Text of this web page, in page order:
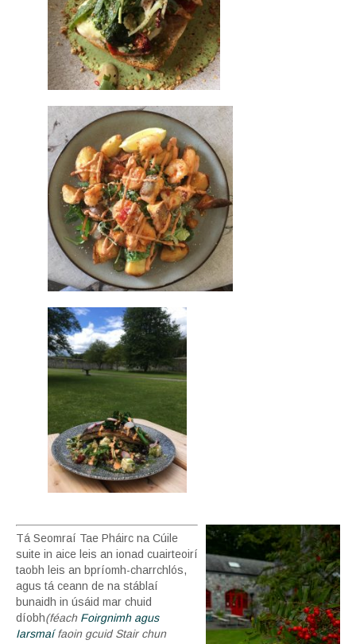
Tá Seomraí Tae Pháirc na Cúile
suite in aice leis an ionad cuairteoirí
taobh leis an bpríomh-charrchlós,
agus tá ceann de na stáblaí
bunaidh in úsáid mar chuid
díobh(féach Foirgnimh agus
Iarsmaífaoin gcuid Stair chun